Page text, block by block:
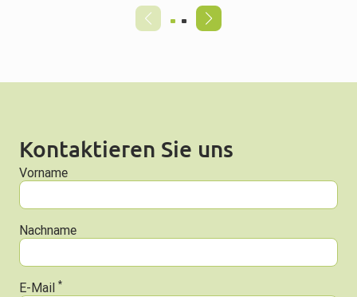
Kontaktieren Sie uns
Vorname
Nachname
E-Mail *